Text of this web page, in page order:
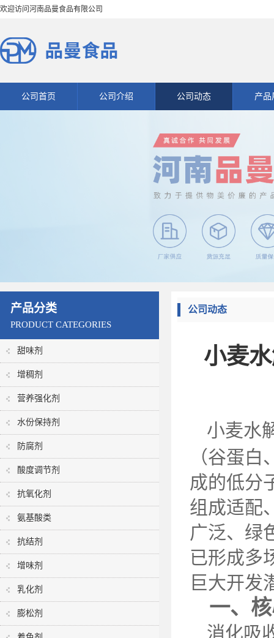
欢迎访问河南品曼食品有限公司
公司首页 公司介绍 公司动态 产品
产品分类
PRODUCT CATEGORIES
甜味剂
增稠剂
营养强化剂
水份保持剂
防腐剂
酸度调节剂
抗氧化剂
氨基酸类
抗结剂
增味剂
乳化剂
膨松剂
公司动态
小麦
小麦水
（谷蛋
成的低分
组成适配
广泛、绿
已形成多
巨大开发
一、
消化吸